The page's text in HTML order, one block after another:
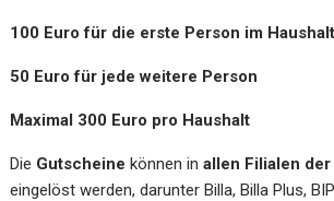
100 Euro für die erste Person im Haushalt
50 Euro für jede weitere Person
Maximal 300 Euro pro Haushalt
Die Gutscheine können inallen Filialen der
eingelöst werden, darunter Billa, Billa Plus,